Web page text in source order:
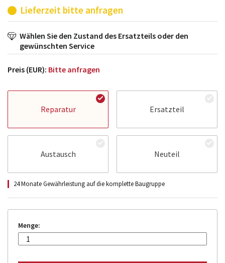
Lieferzeit bitte anfragen
Wählen Sie den Zustand des Ersatzteils oder den
gewünschten Service
Preis (EUR): Bitte anfragen
Reparatur Ersatzteil
Austausch Neuteil
24 Monate Gewährleistung auf die komplette Baugruppe
Menge: